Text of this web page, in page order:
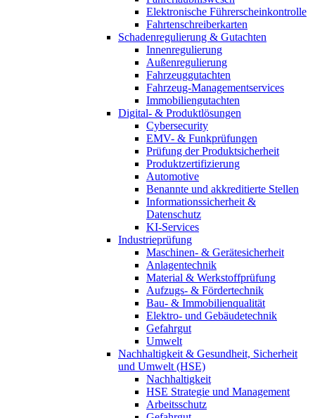
Elektronische Führerscheinkontrolle
Fahrtenschreiberkarten
Schadenregulierung & Gutachten
Innenregulierung
Außenregulierung
Fahrzeuggutachten
Fahrzeug-Managementservices
Immobiliengutachten
Digital- & Produktlösungen
Cybersecurity
EMV- & Funkprüfungen
Prüfung der Produktsicherheit
Produktzertifizierung
Automotive
Benannte und akkreditierte Stellen
Informationssicherheit &
Datenschutz
KI-Services
Industrieprüfung
Maschinen- & Gerätesicherheit
Anlagentechnik
Material & Werkstoffprüfung
Aufzugs- & Fördertechnik
Bau- & Immobilienqualität
Elektro- und Gebäudetechnik
Gefahrgut
Umwelt
Nachhaltigkeit & Gesundheit, Sicherheit
und Umwelt (HSE)
Nachhaltigkeit
HSE Strategie und Management
Arbeitsschutz